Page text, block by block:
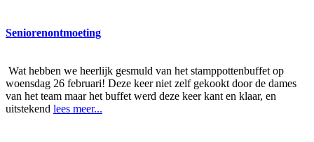
Seniorenontmoeting
Wat hebben we heerlijk gesmuld van het stamppottenbuffet op
woensdag 26 februari! Deze keer niet zelf gekookt door de dames
van het team maar het buffet werd deze keer kant en klaar, en
uitstekend lees meer...